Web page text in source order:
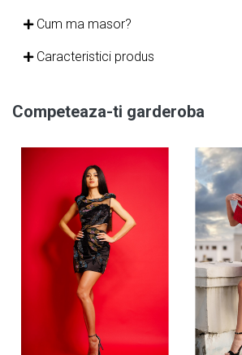
Cum ma masor?
Caracteristici produs
Competeaza-ti garderoba